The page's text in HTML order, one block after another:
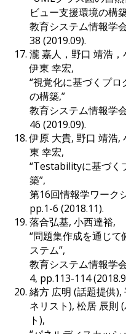
ビュー支援環境の構
教育システム情報学
38 (2019.09).
瀧 嘉人，野口 靖浩，
伊東 幸宏,
“視覚化に基づくプ
の構築,”
教育システム情報学
46 (2019.09).
伊原 大貴, 野口 靖浩,
東 幸宏,
“Testabilityに基づく
築”,
第16回情報学ワーク
pp.1-6 (2018.11).
落合弘基, 小西達裕,
“問題集作成を通じ
ステム”,
教育システム情報学
4, pp.113-114
緒方 広明 (話題提供),
ネリスト), 松居 辰則
ト),